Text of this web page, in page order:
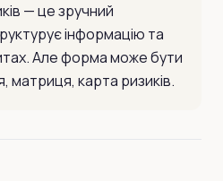
— це зручний
інформацію та
Але форма може бути
карта ризиків.